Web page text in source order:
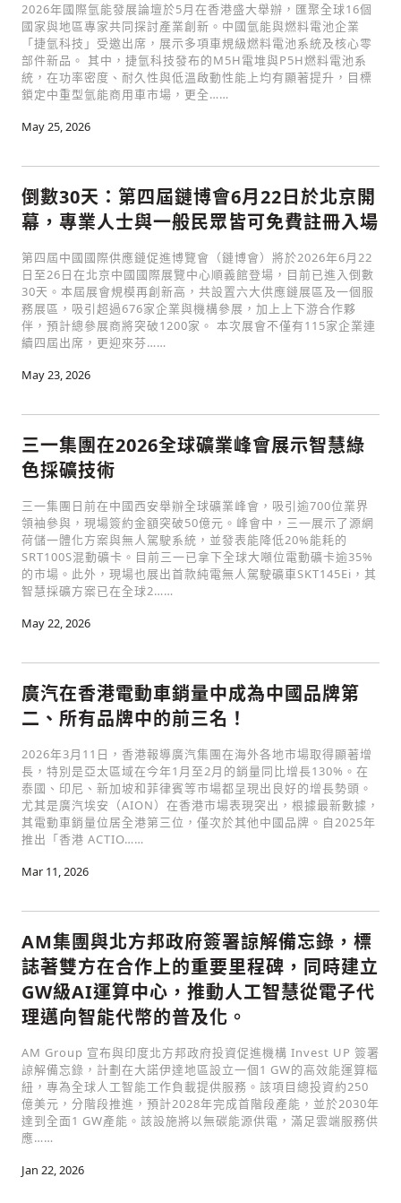
2026年國際氫能發展論壇於5月在香港盛大舉辦，匯聚全球16個
國家與地區專家共同探討產業創新。中國氫能與燃料電池企業
「捷氫科技」受邀出席，展示多項車規級燃料電池系統及核心零
部件新品。 其中，捷氫科技發布的M5H電堆與P5H燃料電池系
統，在功率密度、耐久性與低溫啟動性能上均有顯著提升，目標
鎖定中重型氫能商用車市場，更全……
May 25, 2026
倒數30天：第四屆鏈博會6月22日於北京開
幕，專業人士與一般民眾皆可免費註冊入場
第四屆中國國際供應鏈促進博覽會（鏈博會）將於2026年6月22
日至26日在北京中國國際展覽中心順義館登場，目前已進入倒數
30天。本屆展會規模再創新高，共設置六大供應鏈展區及一個服
務展區，吸引超過676家企業與機構參展，加上上下游合作夥
伴，預計總參展商將突破1200家。 本次展會不僅有115家企業連
續四屆出席，更迎來芬……
May 23, 2026
三一集團在2026全球礦業峰會展示智慧綠
色採礦技術
三一集團日前在中國西安舉辦全球礦業峰會，吸引逾700位業界
領袖參與，現場簽約金額突破50億元。峰會中，三一展示了源網
荷儲一體化方案與無人駕駛系統，並發表能降低20%能耗的
SRT100S混動礦卡。目前三一已拿下全球大噸位電動礦卡逾35%
的市場。此外，現場也展出首款純電無人駕駛礦車SKT145Ei，其
智慧採礦方案已在全球2……
May 22, 2026
廣汽在香港電動車銷量中成為中國品牌第
二、所有品牌中的前三名！
2026年3月11日，香港報導廣汽集團在海外各地市場取得顯著增
長，特別是亞太區域在今年1月至2月的銷量同比增長130%。在
泰國、印尼、新加坡和菲律賓等市場都呈現出良好的增長勢頭。
尤其是廣汽埃安（AION）在香港市場表現突出，根據最新數據，
其電動車銷量位居全港第三位，僅次於其他中國品牌。自2025年
推出「香港 ACTIO……
Mar 11, 2026
AM集團與北方邦政府簽署諒解備忘錄，標
誌著雙方在合作上的重要里程碑，同時建立
GW級AI運算中心，推動人工智慧從電子代
理邁向智能代幣的普及化。
AM Group 宣布與印度北方邦政府投資促進機構 Invest UP 簽署
諒解備忘錄，計劃在大諾伊達地區設立一個1 GW的高效能運算樞
紐，專為全球人工智能工作負載提供服務。該項目總投資約250
億美元，分階段推進，預計2028年完成首階段產能，並於2030年
達到全面1 GW產能。該設施將以無碳能源供電，滿足雲端服務供
應……
Jan 22, 2026